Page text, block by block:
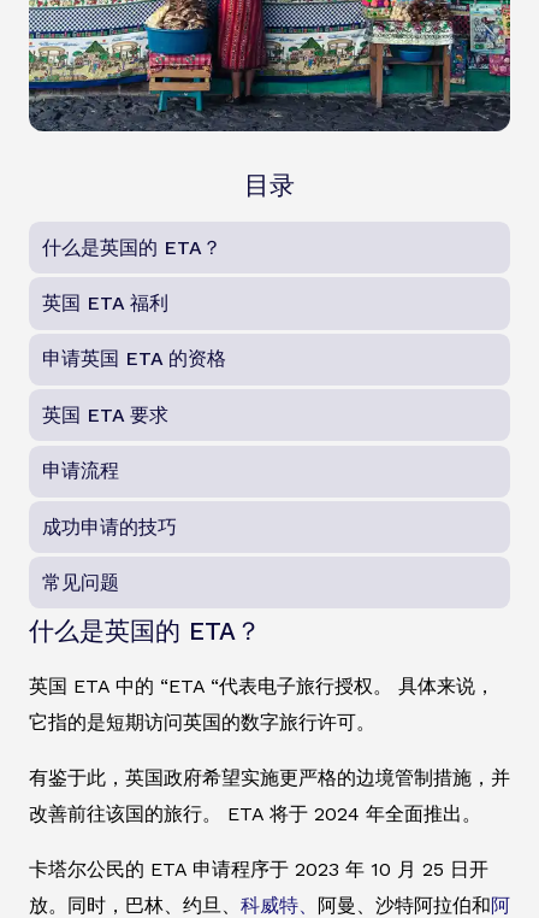
目录
什么是英国的 ETA？
英国 ETA 福利
申请英国 ETA 的资格
英国 ETA 要求
申请流程
成功申请的技巧
常见问题
什么是英国的 ETA？
英国 ETA 中的 “ETA “代表电子旅行授权。 具体来说，
它指的是短期访问英国的数字旅行许可。
有鉴于此，英国政府希望实施更严格的边境管制措施，并
改善前往该国的旅行。 ETA 将于 2024 年全面推出。
卡塔尔公民的 ETA 申请程序于 2023 年 10 月 25 日开
放。同时，巴林、约旦、 科威特、 阿曼、沙特阿拉伯和阿